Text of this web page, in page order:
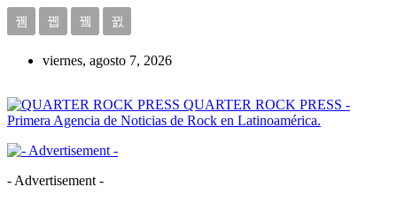
viernes, agosto 7, 2026
QUARTER ROCK PRESS -
Primera Agencia de Noticias de Rock en Latinoamérica.
- Advertisement -